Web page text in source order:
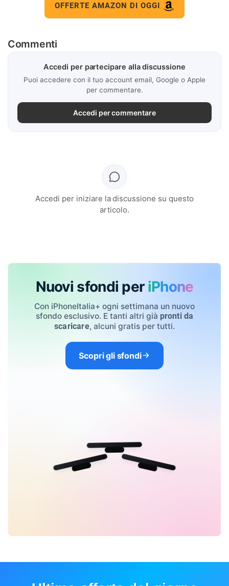
OFFERTE AMAZON DI OGGI
Commenti
Accedi per partecipare alla discussione
Puoi accedere con il tuo account email, Google o Apple
per commentare.
Accedi per commentare
Accedi per iniziare la discussione su questo
articolo.
Nuovi sfondi per iPhone
Con iPhoneItalia+ ogni settimana un nuovo
sfondo esclusivo. E tanti altri già pronti da
scaricare, alcuni gratis per tutti.
Scopri gli sfondi